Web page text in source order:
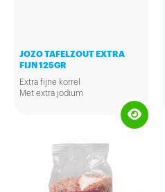
JOZO TAFELZOUT EXTRA
FIJN 125GR
Extra fijne korrel
Met extra jodium
In handige doseerverpakking